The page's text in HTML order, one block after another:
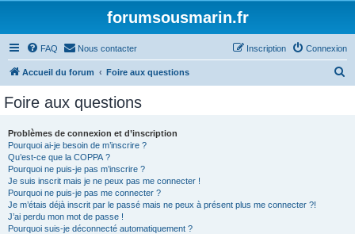
forumsousmarin.fr
FAQ Nous contacter Connexion
Inscription
Accueil du forum Foire aux questions
Foire aux questions
Problèmes de connexion et d’inscription
Pourquoi ai-je besoin de m’inscrire ?
Qu’est-ce que la COPPA ?
Pourquoi ne puis-je pas m’inscrire ?
Je suis inscrit mais je ne peux pas me connecter !
Pourquoi ne puis-je pas me connecter ?
Je m’étais déjà inscrit par le passé mais ne peux à présent plus me connecter ?!
J’ai perdu mon mot de passe !
Pourquoi suis-je déconnecté automatiquement ?